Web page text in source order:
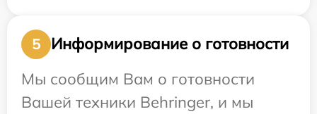
5
Информирование о готовности
Мы сообщим Вам о готовности
Вашей техники Behringer, и мы